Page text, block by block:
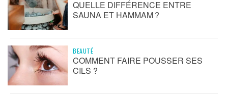
QUELLE DIFFÉRENCE ENTRE
SAUNA ET HAMMAM ?
BEAUTÉ
COMMENT FAIRE POUSSER SES
CILS ?